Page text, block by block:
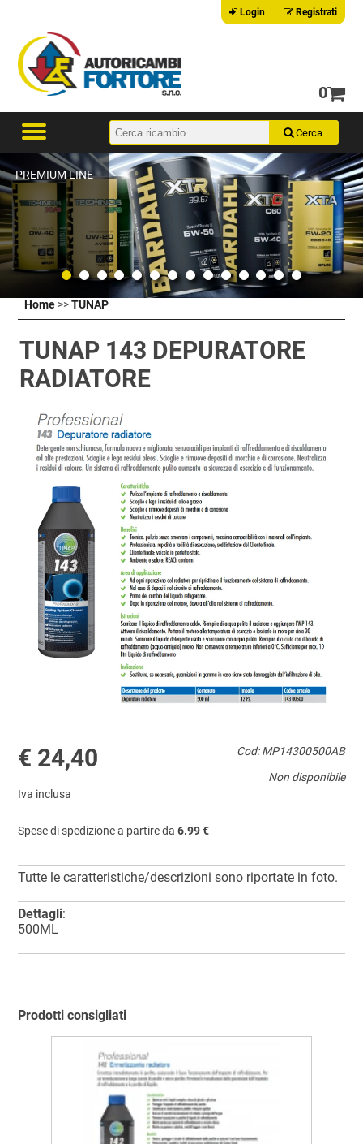
Login Registrati
0
PREMIUM LINE
Home >>TUNAP
TUNAP 143 DEPURATORE
RADIATORE
€ 24,40
Iva inclusa
Cod: MP14300500AB
Non disponibile
Spese di spedizione a partire da6.99 €
Tutte le caratteristiche/descrizioni sono riportate in foto.
Dettagli:
500ML
Prodotti consigliati